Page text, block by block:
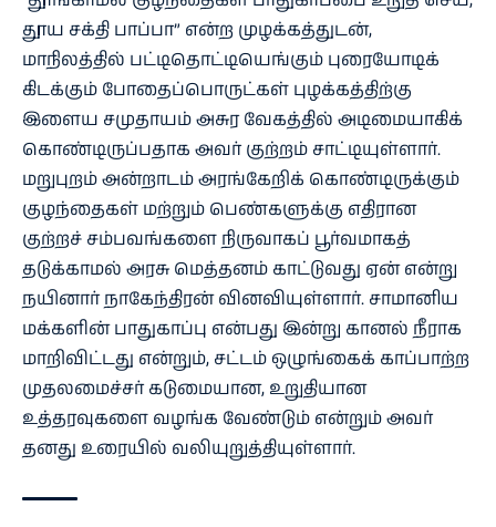
தூய சக்தி பாப்பா” என்ற முழக்கத்துடன்,
மாநிலத்தில் பட்டிதொட்டியெங்கும் புரையோடிக்
கிடக்கும் போதைப்பொருட்கள் புழக்கத்திற்கு
இளைய சமுதாயம் அசுர வேகத்தில் அடிமையாகிக்
கொண்டிருப்பதாக அவர் குற்றம் சாட்டியுள்ளார்.
மறுபுறம் அன்றாடம் அரங்கேறிக் கொண்டிருக்கும்
குழந்தைகள் மற்றும் பெண்களுக்கு எதிரான
குற்றச் சம்பவங்களை நிருவாகப் பூர்வமாகத்
தடுக்காமல் அரசு மெத்தனம் காட்டுவது ஏன் என்று
நயினார் நாகேந்திரன் வினவியுள்ளார். சாமானிய
மக்களின் பாதுகாப்பு என்பது இன்று கானல் நீராக
மாறிவிட்டது என்றும், சட்டம் ஒழுங்கைக் காப்பாற்ற
முதலமைச்சர் கடுமையான, உறுதியான
உத்தரவுகளை வழங்க வேண்டும் என்றும் அவர்
தனது உரையில் வலியுறுத்தியுள்ளார்.